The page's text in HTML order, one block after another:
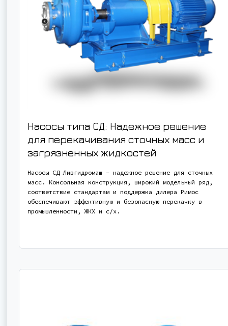
Насосы типа СД: Надежное решение
для перекачивания сточных масс и
загрязненных жидкостей
Насосы СД Ливгидромаш – надежное решение для сточных
масс. Консольная конструкция, широкий модельный ряд,
соответствие стандартам и поддержка дилера Римос
обеспечивают эффективную и безопасную перекачку в
промышленности, ЖКХ и с/х.